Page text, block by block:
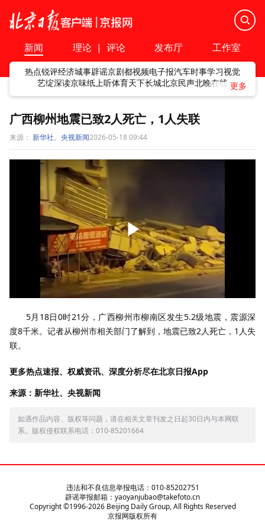
新闻 理论 | 评论 发布厅 工作室
热点锐评经济城事辟谣京剧都视频电子报汽车时事学习视觉
艺绽深读京味纸上听体育天下长城北京民声北晚在线
广西柳州地震已致2人死亡，1人失联
来源： 新华社、央视新闻2026-05-18 09:44
​​​​5月18日0时21分，广西柳州市柳南区发生5.2级地震，震源深
度8千米。记者从柳州市相关部门了解到，地震已致2人死亡，1人失
联。
更多热点速报、权威资讯、深度分析尽在北京日报App
来源：新华社、央视新闻
如遇作品内容、版权等问题，请在相关文章刊发之日起30日内与本网联
系。版权侵权联系电话：010-85201664
违法和不良信息举报电话：010-85202751
辟谣举报邮箱：yaoyanjubao@takefoto.cn
Copyright ©1996-2026Beijing Daily Group, All Rights Reserved
京报网版权所有